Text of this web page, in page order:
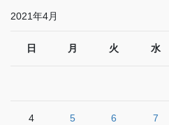
2021年4月
日 月 火 水
4 5 6 7